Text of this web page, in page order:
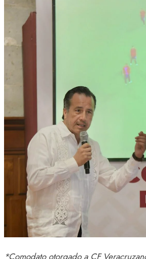
ACTIVIDADES DE ROCÍO NAHLE
Entrega Gobernadora 5 mil apoyos a
la Palabra y a la Familia
12 de junio de 2024